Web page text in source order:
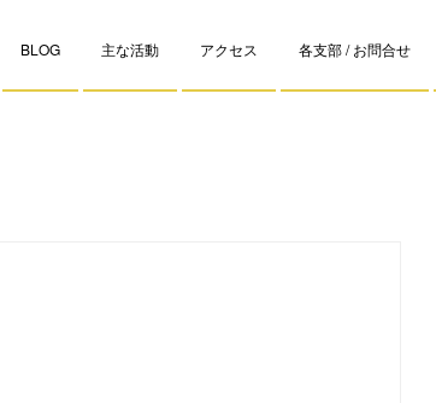
BLOG 主な活動 アクセス 各支部 / お問合せ